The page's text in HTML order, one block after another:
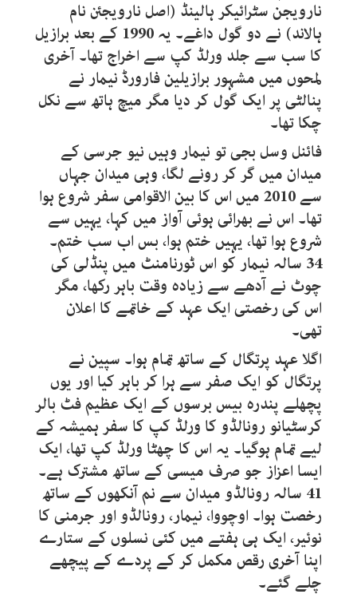
نارویجن سٹرائیکر ہالینڈ (اصل نارویجئن نام
ہالاند) نے دو گول داغے۔ یہ1990 کے بعد برازیل
کا سب سے جلد ورلڈ کپ سے اخراج تھا۔ آخری
لمحوں میں مشہور برازیلین فارورڈ نیمار نے
پنالٹی پر ایک گول کر دیا مگر میچ ہاتھ سے نکل
چکا تھا۔
فائنل وسل بجی تو نیمار وہیں نیو جرسی کے
میدان میں گر کر رونے لگا، وہی میدان جہاں
سے2010میں اس کا بین الاقوامی سفر شروع ہوا
تھا۔ اس نے بھرائی ہوئی آواز میں کہا، یہیں سے
شروع ہوا تھا، یہیں ختم ہوا، بس اب سب ختم۔
34 سالہ نیمار کو اس ٹورنامنٹ میں پنڈلی کی
چوٹ نے آدھے سے زیادہ وقت باہر رکھا، مگر
اس کی رخصتی ایک عہد کے خاتمے کا اعلان
تھی۔
اگلا عہد پرتگال کے ساتھ تمام ہوا۔ سپین نے
پرتگال کو ایک صفر سے ہرا کر باہر کیا اور یوں
پچھلے پندرہ بیس برسوں کے ایک عظیم فٹ بالر
کرسٹیانو رونالڈو کا ورلڈ کپ کا سفر ہمیشہ کے
لیے تمام ہوگیا۔ یہ اس کا چھٹا ورلڈ کپ تھا، ایک
ایسا اعزاز جو صرف میسی کے ساتھ مشترک ہے۔
41 سالہ رونالڈو میدان سے نم آنکھوں کے ساتھ
رخصت ہوا۔ اوچووا، نیمار، رونالڈو اور جرمنی کا
نوئیر، ایک ہی ہفتے میں کئی نسلوں کے ستارے
اپنا آخری رقص مکمل کر کے پردے کے پیچھے
چلے گئے۔